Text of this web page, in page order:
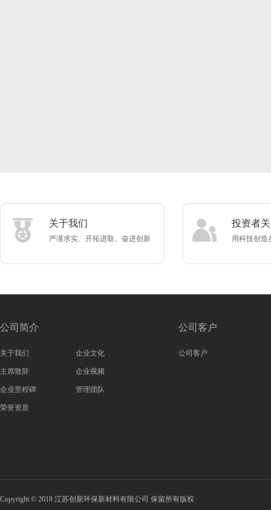
关于我们
严谨求实、开拓进取、奋进创新
投资者
用科技创造
公司简介
关于我们 企业文化
主席致辞 企业视频
企业里程碑 管理团队
荣誉资质
公司客户
公司客户
Copyright © 2018 江苏创新环保新材料有限公司 保留所有版权